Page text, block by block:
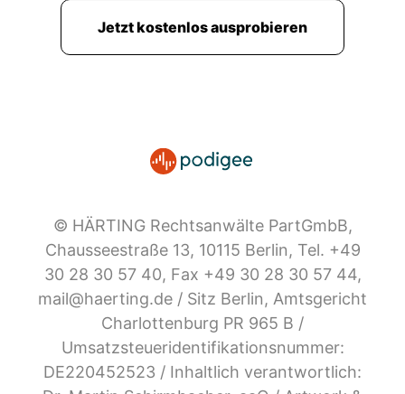
Jetzt kostenlos ausprobieren
© HÄRTING Rechtsanwälte PartGmbB,
Chausseestraße 13, 10115 Berlin, Tel. +49
30 28 30 57 40, Fax +49 30 28 30 57 44,
mail@haerting.de / Sitz Berlin, Amtsgericht
Charlottenburg PR 965 B /
Umsatzsteueridentifikationsnummer:
DE220452523 / Inhaltlich verantwortlich: